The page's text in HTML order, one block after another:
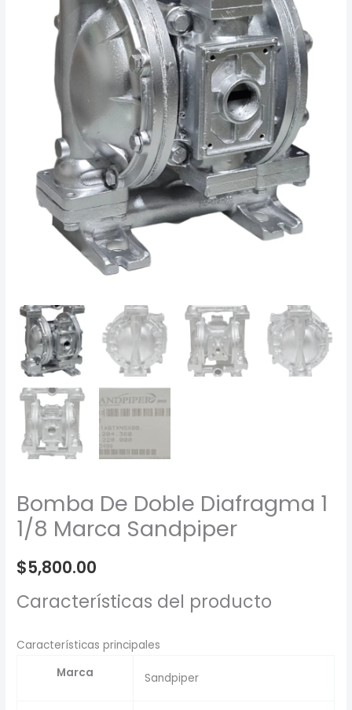
Bomba De Doble Diafragma 1
1/8 Marca Sandpiper
$5,800.00
Características del producto
Características principales
Marca
Sandpiper
Sandpiper
cantidad